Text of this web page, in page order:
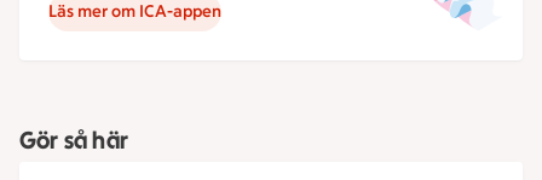
Läs mer om ICA-appen
Gör så här